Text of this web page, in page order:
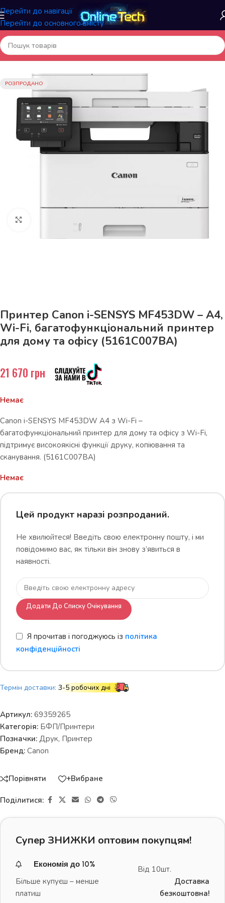
Перейти до навігації
Перейти до основного вмісту
Головна/Електроніка/БФП/Принтери
РОЗПРОДАНО
Принтер Canon i-SENSYS MF453DW – A4,
Wi-Fi, багатофункціональний принтер
для дому та офісу (5161C007BA)
21 670 грн
Немає
Canon i-SENSYS MF453DW A4 з Wi-Fi –
багатофункціональний принтер для дому та офісу з Wi-Fi,
підтримує високоякісні функції друку, копіювання та
сканування. (5161C007BA)
Немає
Цей продукт наразі розпроданий.
Не хвилюйтеся! Введіть свою електронну пошту, і ми
повідомимо вас, як тільки він знову з’явиться в
наявності.
Додати До Списку Очікування
Я прочитав і погоджуюсь із політика
конфіденційності
Термін доставки: 3-5 робочих дні
Артикул: 69359265
Категорія: БФП/Принтери
Позначки: Друк, Принтер
Бренд: Canon
Порівняти +Вибране
Поділитися:
Супер ЗНИЖКИ оптовим покупцям!
Економія до 10%
Більше купуєш – менше
платиш
Від 10шт.
Доставка
безкоштовна!